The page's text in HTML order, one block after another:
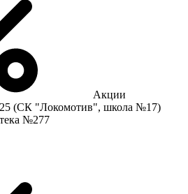
Акции
25 (СК "Локомотив", школа №17)
№277